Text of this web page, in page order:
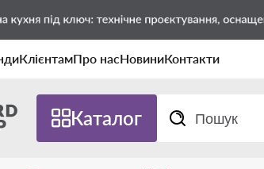
КлієнтамПро насНовиниКонтакти
Каталог